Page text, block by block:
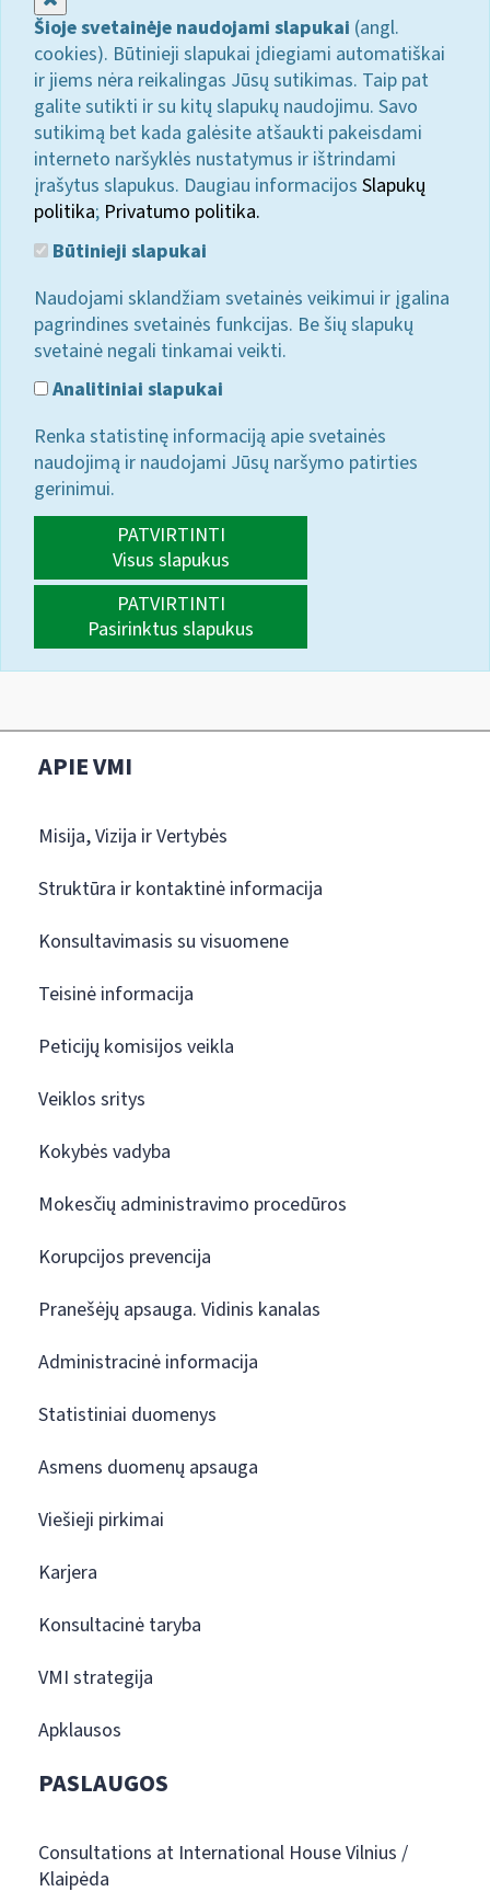
Šioje svetainėje naudojami slapukai (angl.
cookies). Būtinieji slapukai įdiegiami automatiškai
ir jiems nėra reikalingas Jūsų sutikimas. Taip pat
galite sutikti ir su kitų slapukų naudojimu. Savo
sutikimą bet kada galėsite atšaukti pakeisdami
interneto naršyklės nustatymus ir ištrindami
įrašytus slapukus. Daugiau informacijos Slapukų
politika; Privatumo politika.
Būtinieji slapukai
Naudojami sklandžiam svetainės veikimui ir įgalina
pagrindines svetainės funkcijas. Be šių slapukų
svetainė negali tinkamai veikti.
Analitiniai slapukai
Renka statistinę informaciją apie svetainės
naudojimą ir naudojami Jūsų naršymo patirties
gerinimui.
PATVIRTINTI
Visus slapukus
PATVIRTINTI
Pasirinktus slapukus
APIE VMI
Misija, Vizija ir Vertybės
Struktūra ir kontaktinė informacija
Konsultavimasis su visuomene
Teisinė informacija
Peticijų komisijos veikla
Veiklos sritys
Kokybės vadyba
Mokesčių administravimo procedūros
Korupcijos prevencija
Pranešėjų apsauga. Vidinis kanalas
Administracinė informacija
Statistiniai duomenys
Asmens duomenų apsauga
Viešieji pirkimai
Karjera
Konsultacinė taryba
VMI strategija
Apklausos
PASLAUGOS
Consultations at International House Vilnius /
Klaipėda